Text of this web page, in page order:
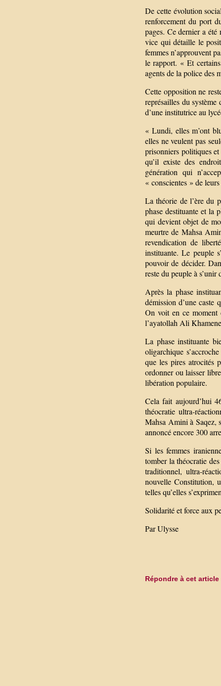
De cette évolution
renforcement du port
pages. Ce dernier a
vice qui détaille le
femmes n’approuvent
le rapport. « Et
agents de la police des
Cette opposition ne
représailles du
d’une institutrice au
« Lundi, elles m’ont
elles ne veulent pas
prisonniers politiques
qu’il existe des
génération qui
« conscientes » de
La théorie de l’ère du
phase destituante et la
qui devient objet de
meurtre de Mahsa
revendication de
instituante. Le peuple
pouvoir de décider.
reste du peuple à
Après la phase
démission d’une caste
On voit en ce moment
l’ayatollah Ali
La phase instituante
oligarchique
que les pires atrocités
ordonner ou laisser
libération populaire.
Cela fait aujourd’hui
théocratie ultra-
Mahsa Amini à Saqez,
annoncé encore 300
Si les femmes
tomber la théocratie
traditionnel, ultra-
nouvelle Constitution,
telles qu’elles
Solidarité et force aux
Par Ulysse
Répondre à cet article